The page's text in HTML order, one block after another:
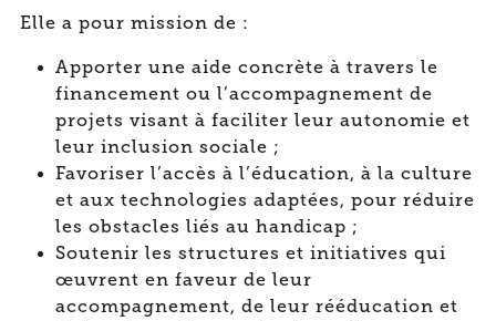
Elle a pour mission de :
Apporter une aide concrète à travers le
financement ou l’accompagnement de
projets visant à faciliter leur autonomie et
leur inclusion sociale ;
Favoriser l’accès à l’éducation, à la culture
et aux technologies adaptées, pour réduire
les obstacles liés au handicap ;
Soutenir les structures et initiatives qui
œuvrent en faveur de leur
accompagnement, de leur rééducation et